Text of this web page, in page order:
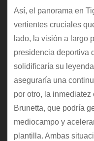
Así, el panorama en
vertientes cruciales
lado, la visión a largo
presidencia deportiva
solidificaría su
aseguraría una
por otro, la
Brunetta, que podría
mediocampo y
plantilla. Ambas